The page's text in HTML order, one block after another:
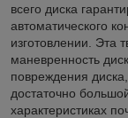
всего диска
автоматического
изготовлении. Эта
маневренность
повреждения
достаточно
характеристиках